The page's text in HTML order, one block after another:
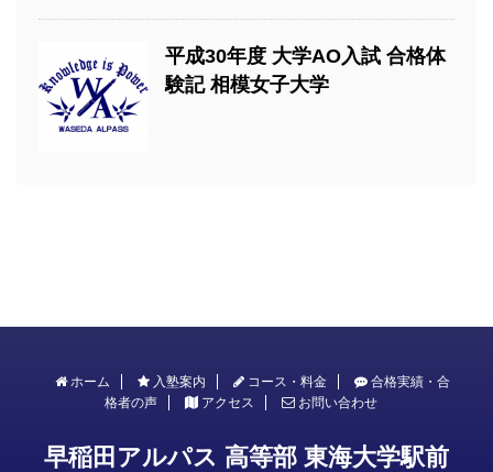
平成30年度 大学AO入試 合格体
験記 相模女子大学
ホーム 入塾案内 コース・料金
合格実績・合
格者の声
アクセス お問い合わせ
早稲田アルパス 高等部 東海大学駅前